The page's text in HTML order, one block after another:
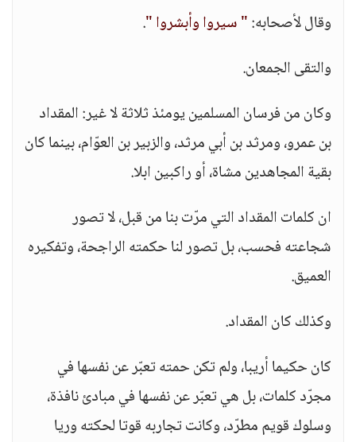
وقال لأصحابه:" سيروا وأبشروا ".
والتقى الجمعان.
وكان من فرسان المسلمين يومئذ ثلاثة لا غير: المقداد
بن عمرو، ومرثد بن أبي مرثد، والزبير بن العوّام، بينما كان
بقية المجاهدين مشاة، أو راكبين ابلا.
ان كلمات المقداد التي مرّت بنا من قبل، لا تصور
شجاعته فحسب، بل تصور لنا حكمته الراجحة، وتفكيره
العميق.
وكذلك كان المقداد.
كان حكيما أريبا، ولم تكن حمته تعبّر عن نفسها في
مجرّد كلمات، بل هي تعبّر عن نفسها في مبادئ نافذة،
وسلوك قويم مطرّد، وكانت تجاربه قوتا لحكته وريا